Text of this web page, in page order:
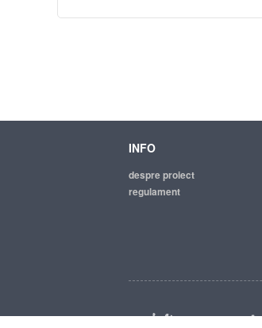
INFO
despre proiect
regulament